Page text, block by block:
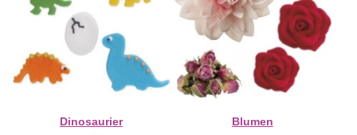
Dinosaurier Blumen